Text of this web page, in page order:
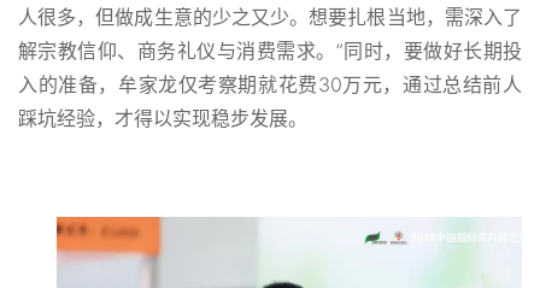
人很多，但做成生意的少之又少。想要扎根当地，需深入了
解宗教信仰、商务礼仪与消费需求。”同时，要做好长期投
入的准备，牟家龙仅考察期就花费30万元，通过总结前人
踩坑经验，才得以实现稳步发展。